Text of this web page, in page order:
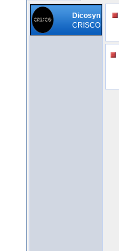
Dicosyn
CRISCO